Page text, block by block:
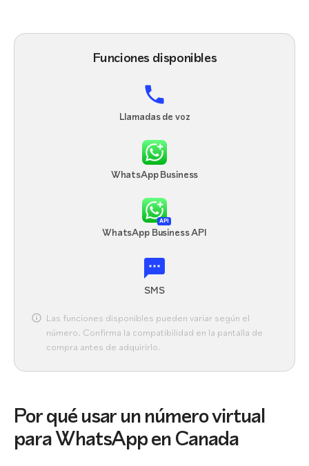
Funciones disponibles
Llamadas de voz
WhatsApp Business
API
WhatsApp Business API
SMS
Las funciones disponibles pueden variar según el
número. Confirma la compatibilidad en la pantalla de
compra antes de adquirirlo.
Por qué usar un número virtual
para WhatsApp en Canada